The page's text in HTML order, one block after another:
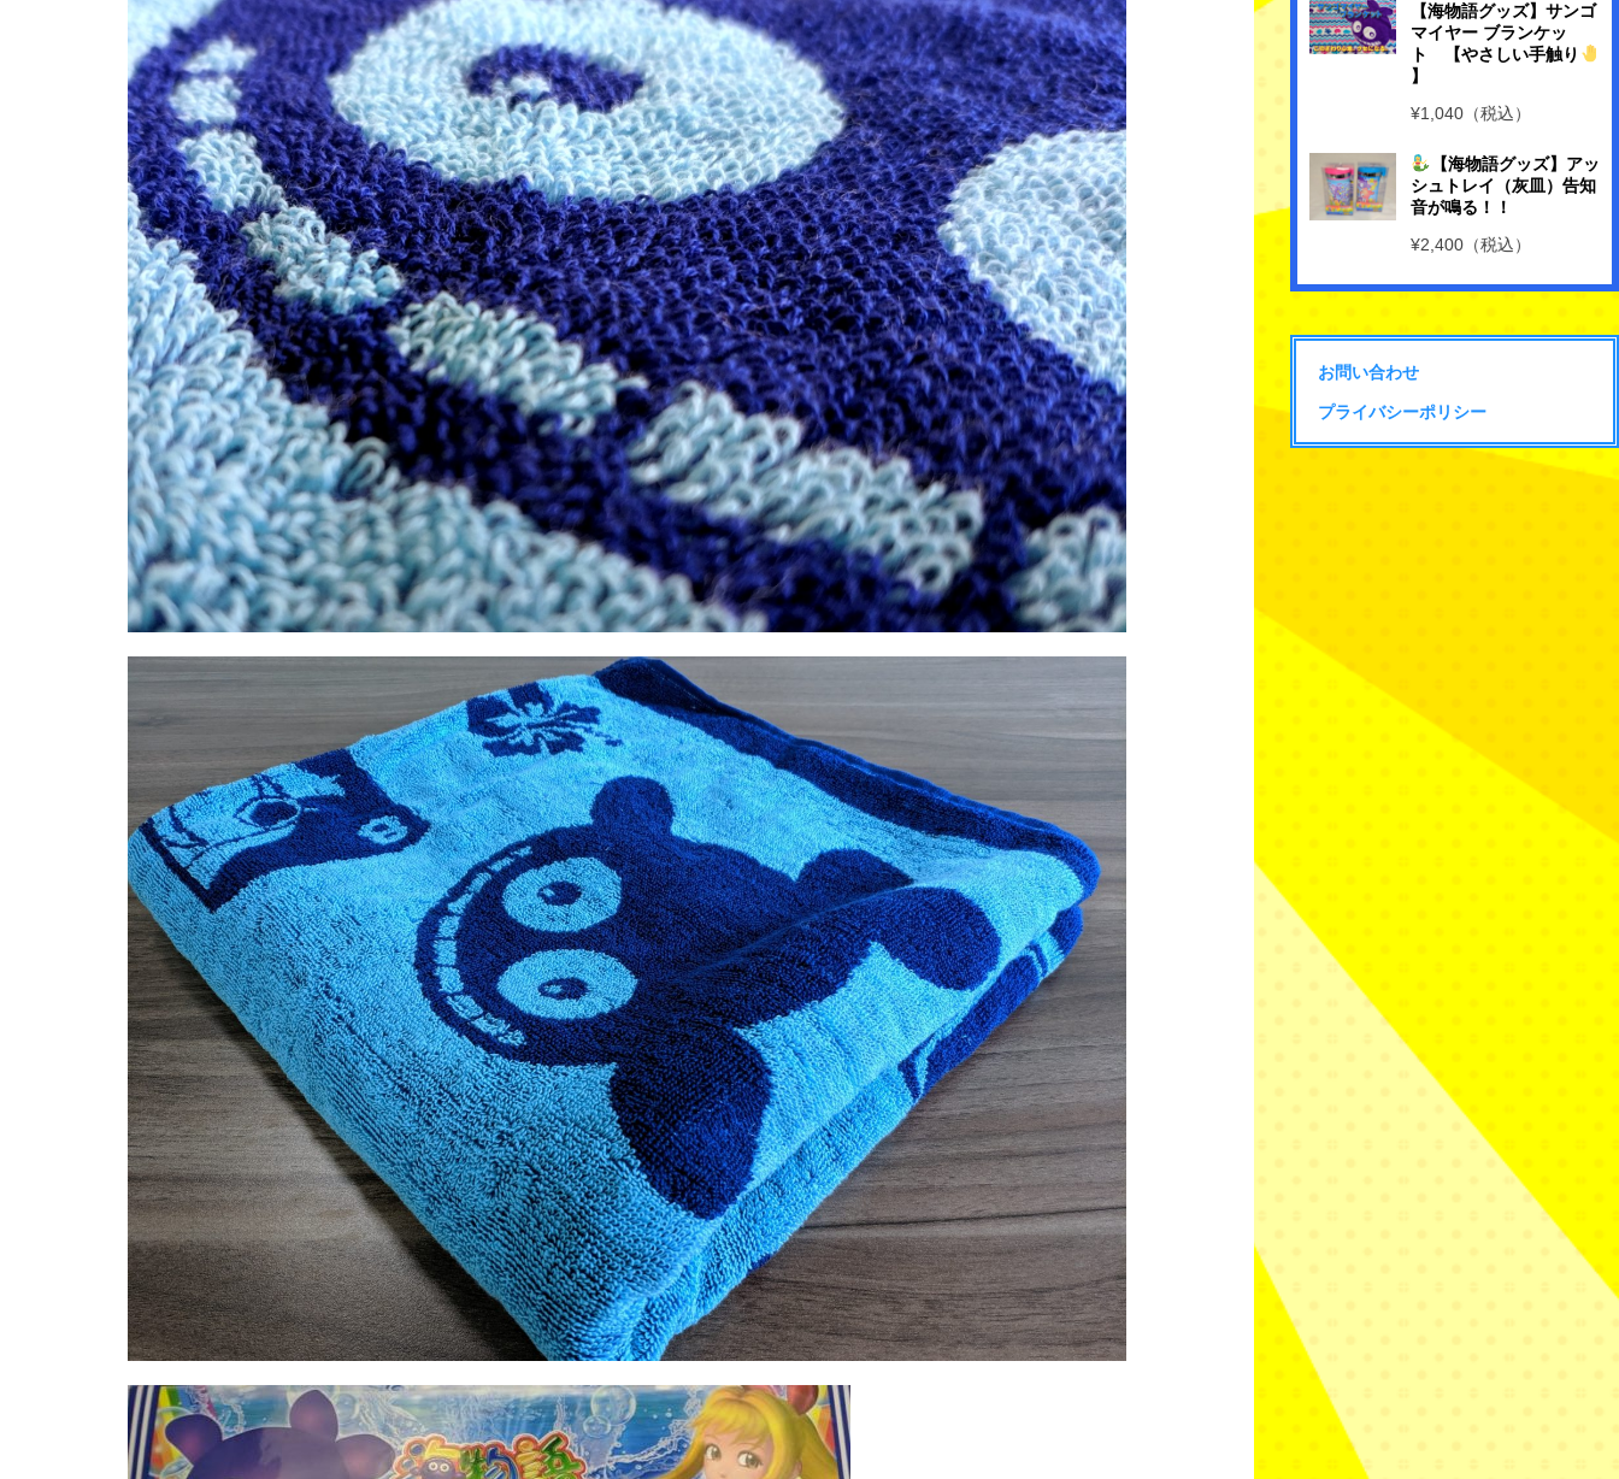
【海物語グッズ】サンゴ
マイヤー ブランケッ
ト 【やさしい手触り
】
¥1,040（税込）
【海物語グッズ】アッ
シュトレイ（灰皿）告知
音が鳴る！！
¥2,400（税込）
お問い合わせ
プライバシーポリシー